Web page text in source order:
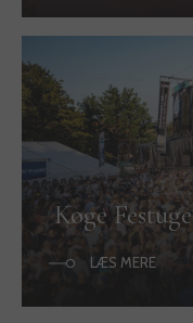
Køge Festuge
LÆS MERE